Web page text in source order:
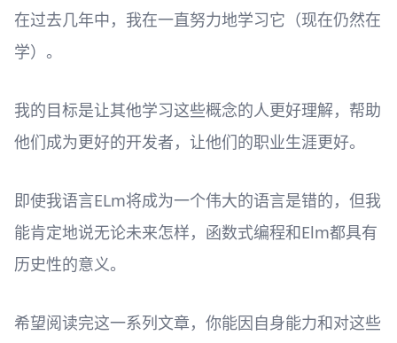
在过去几年中，我在一直努力地学习它（现在仍然在
学）。
我的目标是让其他学习这些概念的人更好理解，帮助
他们成为更好的开发者，让他们的职业生涯更好。
即使我语言ELm将成为一个伟大的语言是错的，但我
能肯定地说无论未来怎样，函数式编程和Elm都具有
历史性的意义。
希望阅读完这一系列文章，你能因自身能力和对这些